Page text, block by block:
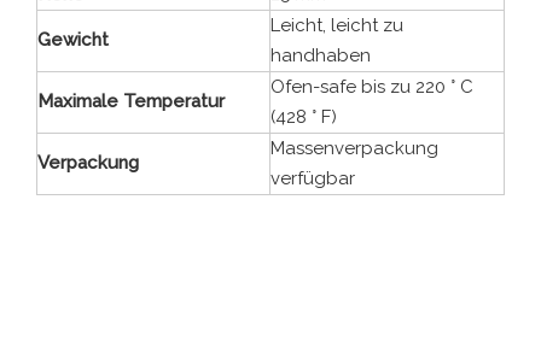
Gewicht
Leicht, leicht zu
handhaben
Maximale Temperatur
Ofen-safe bis zu 220 ° C
(428 ° F)
Verpackung
Massenverpackung
verfügbar